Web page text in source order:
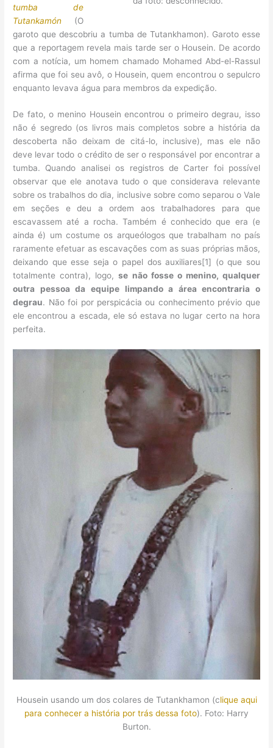
tumba de
Tutankamón (O
garoto que descobriu a tumba de Tutankhamon). Garoto esse
que a reportagem revela mais tarde ser o Housein. De acordo
com a notícia, um homem chamado Mohamed Abd-el-Rassul
afirma que foi seu avô, o Housein, quem encontrou o sepulcro
enquanto levava água para membros da expedição.
De fato, o menino Housein encontrou o primeiro degrau, isso
não é segredo (os livros mais completos sobre a história da
descoberta não deixam de citá-lo, inclusive), mas ele não
deve levar todo o crédito de ser o responsável por encontrar a
tumba. Quando analisei os registros de Carter foi possível
observar que ele anotava tudo o que considerava relevante
sobre os trabalhos do dia, inclusive sobre como separou o Vale
em seções e deu a ordem aos trabalhadores para que
escavassem até a rocha. Também é conhecido que era (e
ainda é) um costume os arqueólogos que trabalham no país
raramente efetuar as escavações com as suas próprias mãos,
deixando que esse seja o papel dos auxiliares[1] (o que sou
totalmente contra), logo,se não fosse o menino, qualquer
outra pessoa da equipe limpando a área encontraria o
degrau. Não foi por perspicácia ou conhecimento prévio que
ele encontrou a escada, ele só estava no lugar certo na hora
perfeita.
Housein usando um dos colares de Tutankhamon (clique aqui
para conhecer a história por trás dessa foto). Foto: Harry
Burton.